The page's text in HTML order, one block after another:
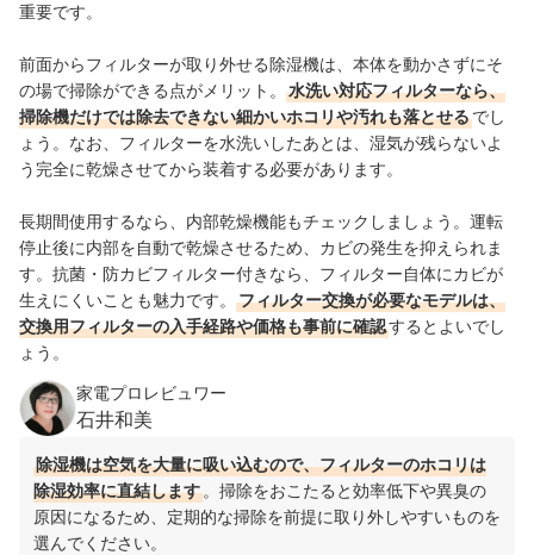
重要です。
前面からフィルターが取り外せる除湿機は、本体を動かさずにそ
の場で掃除ができる点がメリット。
水洗い対応フィルターなら、
掃除機だけでは除去できない細かいホコリや汚れも落とせるでし
ょう。なお、フィルターを水洗いしたあとは、湿気が残らないよ
う完全に乾燥させてから装着する必要があります。
長期間使用するなら、内部乾燥機能もチェックしましょう。運転
停止後に内部を自動で乾燥させるため、カビの発生を抑えられま
す。抗菌・防カビフィルター付きなら、フィルター自体にカビが
生えにくいことも魅力です。
フィルター交換が必要なモデルは、
交換用フィルターの入手経路や価格も事前に確認するとよいでし
ょう。
家電プロレビュワー
石井和美
除湿機は空気を大量に吸い込むので、フィルターのホコリは
除湿効率に直結します 。掃除をおこたると効率低下や異臭の
原因になるため、定期的な掃除を前提に取り外しやすいものを
選んでください。